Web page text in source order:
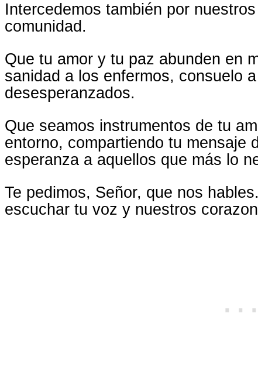
Intercedemos también por
comunidad.
Que tu amor y tu paz abunden en
sanidad a los enfermos, consuelo
desesperanzados.
Que seamos instrumentos de tu
entorno, compartiendo tu mensaje
esperanza a aquellos que más lo
Te pedimos, Señor, que nos
escuchar tu voz y nuestros